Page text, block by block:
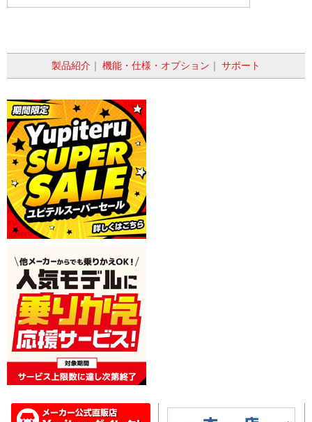
製品紹介 ｜ 機能・仕様・オプション ｜ サポート